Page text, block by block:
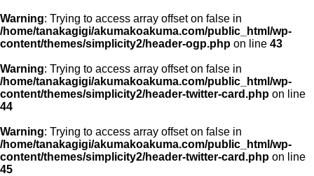
Warning: Trying to access array offset on false in
/home/tanakagigi/akumakoakuma.com/public_html/wp-
content/themes/simplicity2/header-ogp.php on line 43
Warning: Trying to access array offset on false in
/home/tanakagigi/akumakoakuma.com/public_html/wp-
content/themes/simplicity2/header-twitter-card.php on line
44
Warning: Trying to access array offset on false in
/home/tanakagigi/akumakoakuma.com/public_html/wp-
content/themes/simplicity2/header-twitter-card.php on line
45